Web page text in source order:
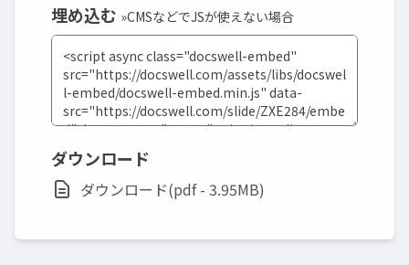
埋め込む »CMSなどでJSが使えない場合
ダウンロード
ダウンロード(pdf - 3.95MB)